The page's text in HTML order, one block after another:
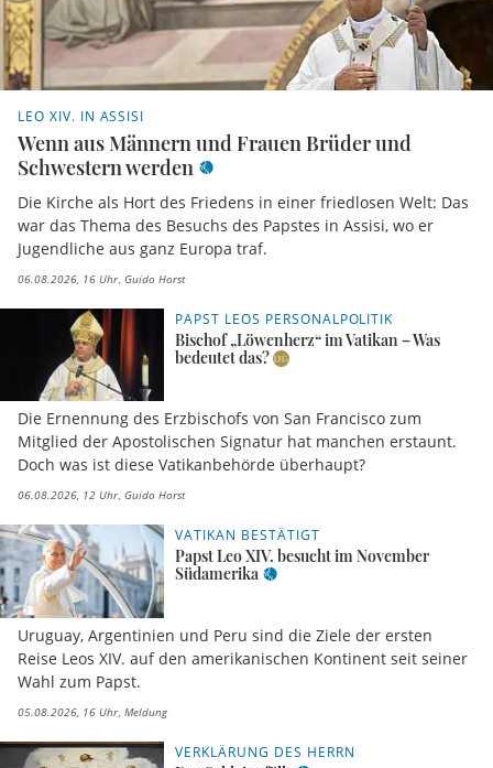
LEO XIV. IN ASSISI
Wenn aus Männern und Frauen Brüder und
Schwestern werden
Die Kirche als Hort des Friedens in einer friedlosen Welt: Das
war das Thema des Besuchs des Papstes in Assisi, wo er
Jugendliche aus ganz Europa traf.
06.08.2026, 16 Uhr Guido Horst
PAPST LEOS PERSONALPOLITIK
Bischof „Löwenherz“ im Vatikan – Was
bedeutet das?
Die Ernennung des Erzbischofs von San Francisco zum
Mitglied der Apostolischen Signatur hat manchen erstaunt.
Doch was ist diese Vatikanbehörde überhaupt?
06.08.2026, 12 Uhr Guido Horst
VATIKAN BESTÄTIGT
Papst Leo XIV. besucht im November
Südamerika
Uruguay, Argentinien und Peru sind die Ziele der ersten
Reise Leos XIV. auf den amerikanischen Kontinent seit seiner
Wahl zum Papst.
05.08.2026, 16 Uhr Meldung
VERKLÄRUNG DES HERRN